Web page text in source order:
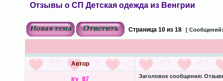
Отзывы о СП Детская одежда из Венгрии
Страница 10из 18 [
Автор
iry_87 Заголовок сообщения: